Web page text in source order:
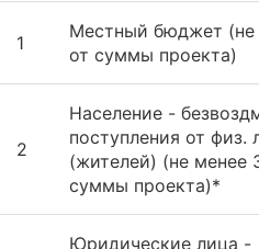
1
Местный бюджет (не
от суммы проекта)
2
Население -
поступления от физ.
(жителей) (не менее
суммы проекта)*
Юридические лица -